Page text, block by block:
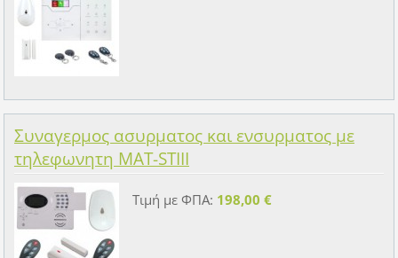
Συναγερμος ασυρματος και ενσυρματος με
τηλεφωνητη MAT-STIII
Τιμή με ΦΠΑ: 198,00 €